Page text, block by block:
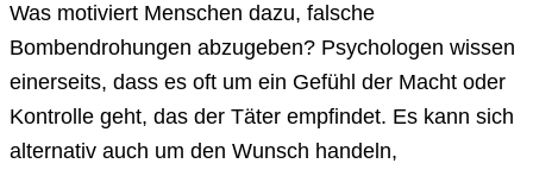
Was motiviert Menschen dazu, falsche
Bombendrohungen abzugeben? Psychologen wissen
einerseits, dass es oft um ein Gefühl der Macht oder
Kontrolle geht, das der Täter empfindet. Es kann sich
alternativ auch um den Wunsch handeln,